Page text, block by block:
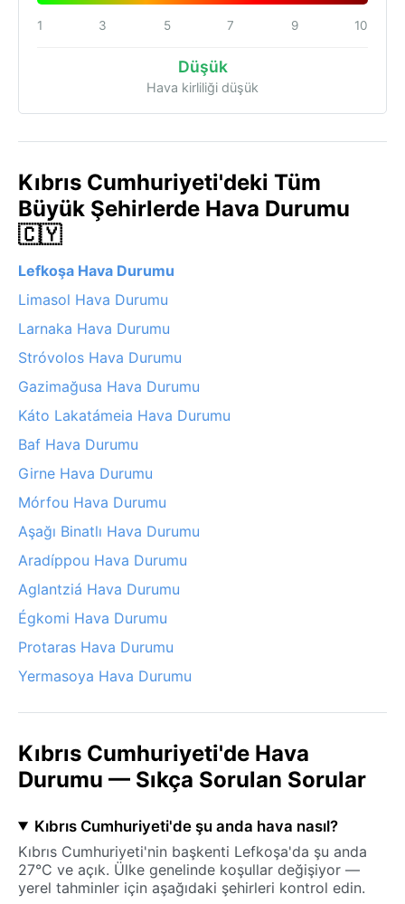
1 3 5 7 9 10
Düşük
Hava kirliliği düşük
Kıbrıs Cumhuriyeti'deki Tüm
Büyük Şehirlerde Hava Durumu
🇨🇾
Lefkoşa Hava Durumu
Limasol Hava Durumu
Larnaka Hava Durumu
Stróvolos Hava Durumu
Gazimağusa Hava Durumu
Káto Lakatámeia Hava Durumu
Baf Hava Durumu
Girne Hava Durumu
Mórfou Hava Durumu
Aşağı Binatlı Hava Durumu
Aradíppou Hava Durumu
Aglantziá Hava Durumu
Égkomi Hava Durumu
Protaras Hava Durumu
Yermasoya Hava Durumu
Kıbrıs Cumhuriyeti'de Hava
Durumu — Sıkça Sorulan Sorular
Kıbrıs Cumhuriyeti'de şu anda hava nasıl?
Kıbrıs Cumhuriyeti'nin başkenti Lefkoşa'da şu anda
27°C ve açık. Ülke genelinde koşullar değişiyor —
yerel tahminler için aşağıdaki şehirleri kontrol edin.